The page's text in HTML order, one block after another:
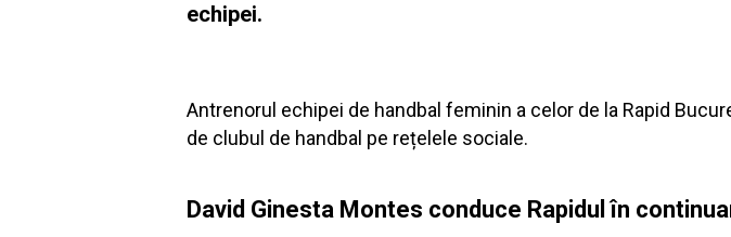
echipei.
Antrenorul echipei de handbal feminin a celor de la Rapid
de clubul de handbal pe rețelele sociale.
David Ginesta Montes conduce Rapidul în